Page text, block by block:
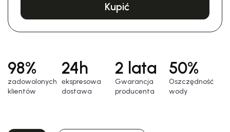
Kupić
98%
zadowolonych
klientów
24h
еkspresowa
dostawa
2 lata
Gwarancja
producenta
50%
Oszczędność
wody